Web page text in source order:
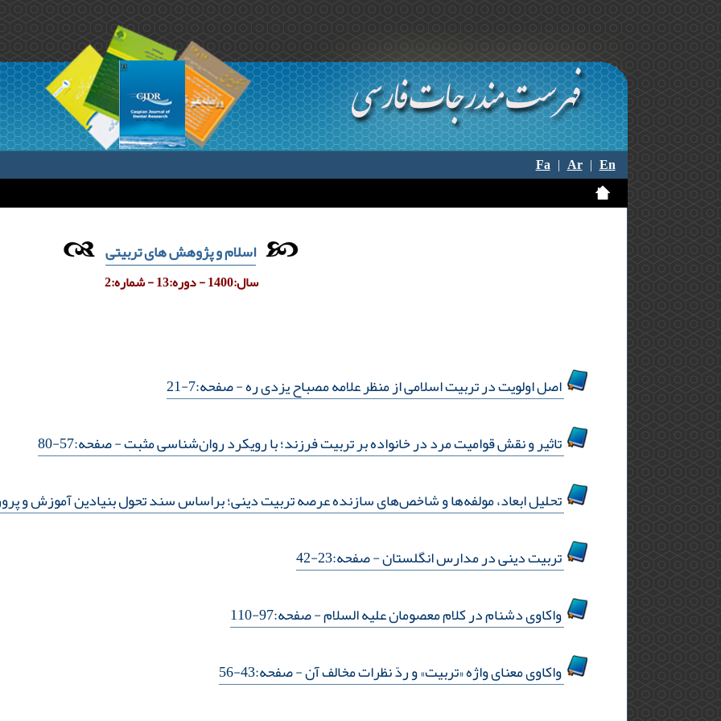
Fa|Ar|En
اسلام و پژوهش های تربیتی
سال:1400 - دوره:13 - شماره:2
اصل اولویت در تربیت اسلامی از منظر علامه مصباح یزدی ره- صفحه:7-21
تاثیر و نقش قوامیت مرد در خانواده بر تربیت فرزند؛ با رویکرد روان‌شناسی مثبت- صفحه:57-80
تحلیل ابعاد، مولفه‌ها و شاخص‌های سازنده عرصه تربیت دینی؛ براساس سند تحول بنیادین آموزش و
تربیت دینی در مدارس انگلستان- صفحه:23-42
واکاوی دشنام در کلام معصومان علیه السلام- صفحه:97-110
واکاوی معنای واژه «تربیت» و ردّ نظرات مخالف آن- صفحه:43-56